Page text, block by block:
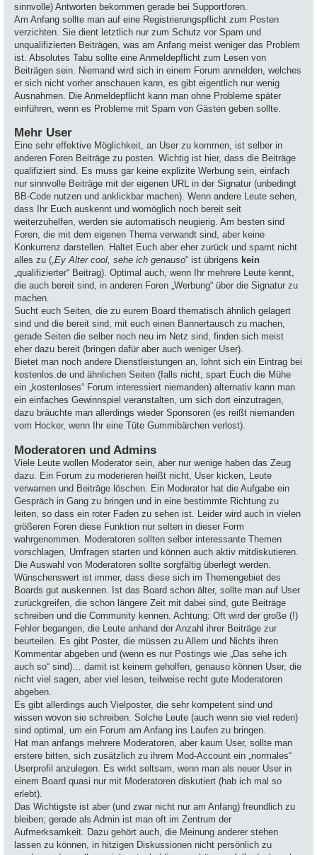
sinnvolle) Antworten bekommen gerade bei Supportforen.
Am Anfang sollte man auf eine Registrierungspflicht zum Posten
verzichten. Sie dient letztlich nur zum Schutz vor Spam und
unqualifizierten Beiträgen, was am Anfang meist weniger das Problem
ist. Absolutes Tabu sollte eine Anmeldepflicht zum Lesen von
Beiträgen sein. Niemand wird sich in einem Forum anmelden, welches
er sich nicht vorher anschauen kann, es gibt eigentlich nur wenig
Ausnahmen. Die Anmeldepflicht kann man ohne Probleme später
einführen, wenn es Probleme mit Spam von Gästen geben sollte.
Mehr User
Eine sehr effektive Möglichkeit, an User zu kommen, ist selber in
anderen Foren Beiträge zu posten. Wichtig ist hier, dass die Beiträge
qualifiziert sind. Es muss gar keine explizite Werbung sein, einfach
nur sinnvolle Beiträge mit der eigenen URL in der Signatur (unbedingt
BB-Code nutzen und anklickbar machen). Wenn andere Leute sehen,
dass Ihr Euch auskennt und womöglich noch bereit seit
weiterzuhelfen, werden sie automatisch neugierig. Am besten sind
Foren, die mit dem eigenen Thema verwandt sind, aber keine
Konkurrenz darstellen. Haltet Euch aber eher zurück und spamt nicht
alles zu („Ey Alter cool, sehe ich genauso“ ist übrigens kein
„qualifizierter“ Beitrag). Optimal auch, wenn Ihr mehrere Leute kennt,
die auch bereit sind, in anderen Foren „Werbung“ über die Signatur zu
machen.
Sucht euch Seiten, die zu eurem Board thematisch ähnlich gelagert
sind und die bereit sind, mit euch einen Bannertausch zu machen,
gerade Seiten die selber noch neu im Netz sind, finden sich meist
eher dazu bereit (bringen dafür aber auch weniger User).
Bietet man noch andere Dienstleistungen an, lohnt sich ein Eintrag bei
kostenlos.de und ähnlichen Seiten (falls nicht, spart Euch die Mühe
ein „kostenloses“ Forum interessiert niemanden) alternativ kann man
ein einfaches Gewinnspiel veranstalten, um sich dort einzutragen,
dazu bräuchte man allerdings wieder Sponsoren (es reißt niemanden
vom Hocker, wenn Ihr eine Tüte Gummibärchen verlost).
Moderatoren und Admins
Viele Leute wollen Moderator sein, aber nur wenige haben das Zeug
dazu. Ein Forum zu moderieren heißt nicht, User kicken, Leute
verwarnen und Beiträge löschen. Ein Moderator hat die Aufgabe ein
Gespräch in Gang zu bringen und in eine bestimmte Richtung zu
leiten, so dass ein roter Faden zu sehen ist. Leider wird auch in vielen
größeren Foren diese Funktion nur selten in dieser Form
wahrgenommen. Moderatoren sollten selber interessante Themen
vorschlagen, Umfragen starten und können auch aktiv mitdiskutieren.
Die Auswahl von Moderatoren sollte sorgfältig überlegt werden.
Wünschenswert ist immer, dass diese sich im Themengebiet des
Boards gut auskennen. Ist das Board schon älter, sollte man auf User
zurückgreifen, die schon längere Zeit mit dabei sind, gute Beiträge
schreiben und die Community kennen. Achtung: Oft wird der große (!)
Fehler begangen, die Leute anhand der Anzahl ihrer Beiträge zur
beurteilen. Es gibt Poster, die müssen zu Allem und Nichts ihren
Kommentar abgeben und (wenn es nur Postings wie „Das sehe ich
auch so“ sind)… damit ist keinem geholfen, genauso können User, die
nicht viel sagen, aber viel lesen, teilweise recht gute Moderatoren
abgeben.
Es gibt allerdings auch Vielposter, die sehr kompetent sind und
wissen wovon sie schreiben. Solche Leute (auch wenn sie viel reden)
sind optimal, um ein Forum am Anfang ins Laufen zu bringen.
Hat man anfangs mehrere Moderatoren, aber kaum User, sollte man
erstere bitten, sich zusätzlich zu ihrem Mod-Account ein „normales“
Userprofil anzulegen. Es wirkt seltsam, wenn man als neuer User in
einem Board quasi nur mit Moderatoren diskutiert (hab ich mal so
erlebt).
Das Wichtigste ist aber (und zwar nicht nur am Anfang) freundlich zu
bleiben; gerade als Admin ist man oft im Zentrum der
Aufmerksamkeit. Dazu gehört auch, die Meinung anderer stehen
lassen zu können, in hitzigen Diskussionen nicht persönlich zu